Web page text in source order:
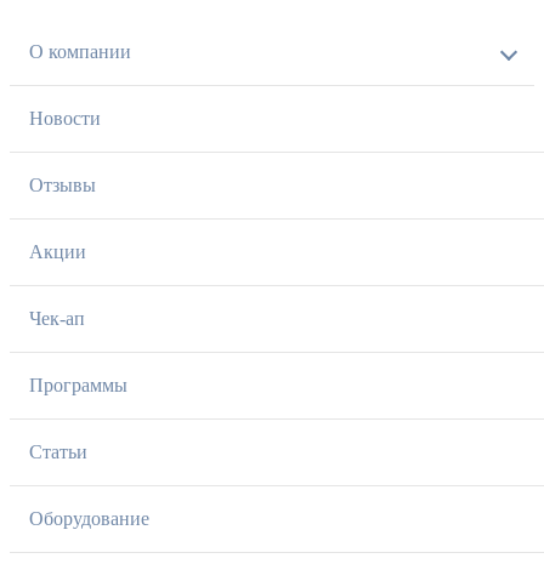
О компании
Новости
Отзывы
Акции
Чек-ап
Программы
Статьи
Оборудование